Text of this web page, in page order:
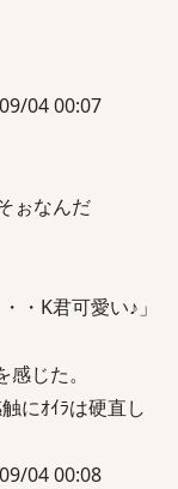
04 00:07
ぉなんだ
・K君可愛い♪」
じた。
にｵｲﾗは硬直し
04 00:08